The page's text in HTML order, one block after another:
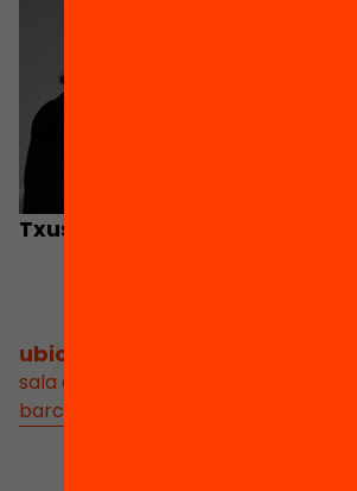
Txus Morata
ubicació
sala d’actes de rosa sensat, avda.
barcelona